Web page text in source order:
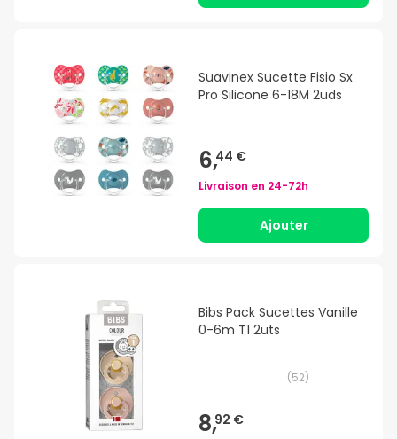
Suavinex Sucette Fisio Sx
Pro Silicone 6-18M 2uds
6,44 €
Livraison en 24-72h
Ajouter
Bibs Pack Sucettes Vanille
0-6m T1 2uts
(52)
8,92 €